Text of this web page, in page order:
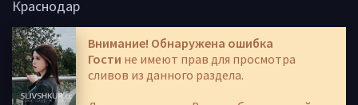
Краснодар
Внимание! Обнаружена ошибка
Гости не имеют прав для просмотра
сливов из данного раздела.